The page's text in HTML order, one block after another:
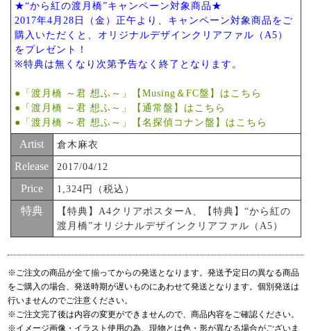
★“から紅の渡月橋”キャンペーン対象商品★
2017年4月28日（金）正午より、キャンペーン対象商品をご
購入いただくと、オリジナルデザインクリアファル（A5）
をプレゼント！
※特典は無くなり次第予告なく終了となります。
●「渡月橋 ～君 想ふ～」【Musing＆FC盤】はこちら
●「渡月橋 ～君 想ふ～」【通常盤】はこちら
●「渡月橋 ～君 想ふ～」【名探偵コナン盤】はこちら
Artist 倉木麻衣
Release 2017/04/12
Price 1,324円（税込）
特典
【特典】A4クリアポスターA、【特典】“から紅の
渡月橋”オリジナルデザインクリアファル（A5）
※ご注文の商品が全て揃ってからの発送となります。発送予定日の異なる商品
をご購入の場合、発送時期が遅いものにあわせて発送となります。個別発送は
行いませんのでご注意ください。
※ご注文完了後は内容の変更ができませんので、商品内容をご確認ください。
※イメージ画像・イラスト使用の為、現物とは色・形が異なる場合がございま